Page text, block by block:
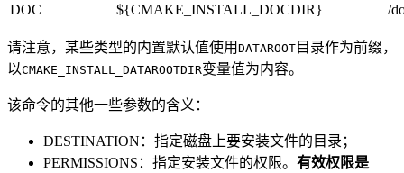
DOC
${CMAKE_INSTALL_DOCDIR} /
请注意，某些类型的内置默认值使用 DATAROOT 目录作为前缀，
以CMAKE_INSTALL_DATAROOTDIR变量值为内容。
该命令的其他一些参数的含义：
DESTINATION：指定磁盘上要安装文件的目录；
PERMISSIONS：指定安装文件的权限。 有效权限是